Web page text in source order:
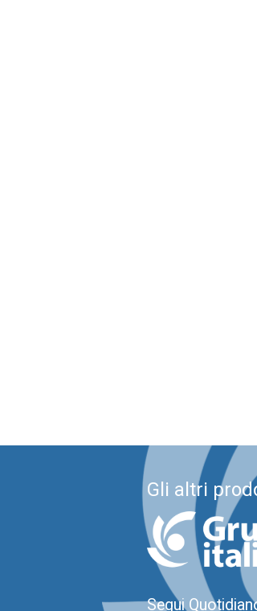
Gli altri
Segui